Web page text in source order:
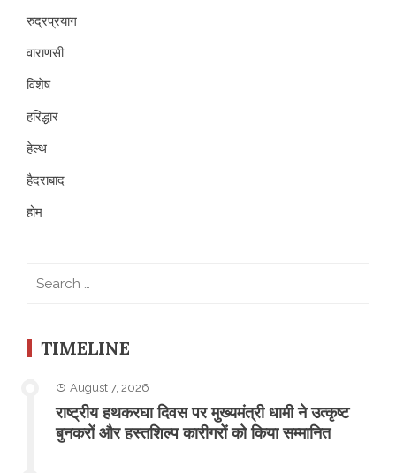
रुद्रप्रयाग
वाराणसी
विशेष
हरिद्धार
हेल्थ
हैदराबाद
होम
TIMELINE
August 7, 2026
राष्ट्रीय हथकरघा दिवस पर मुख्यमंत्री धामी ने उत्कृष्ट
बुनकरों और हस्तशिल्प कारीगरों को किया सम्मानित